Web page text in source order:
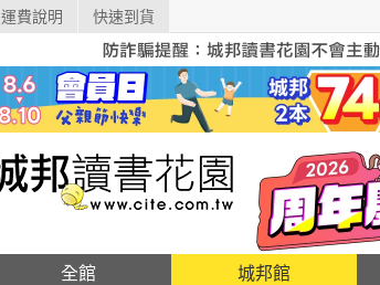
運費說明 快速到貨
全館 城邦館